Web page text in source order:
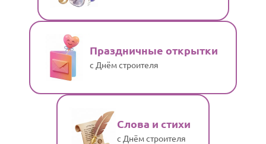
Праздничные открытки
с Днём строителя
Слова и стихи
с Днём строителя